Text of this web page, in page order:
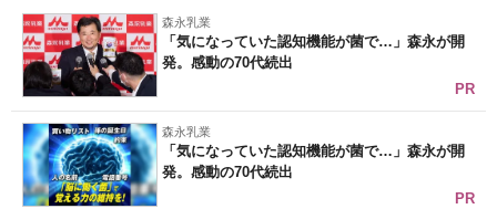
森永乳業
「気になっていた認知機能が菌で…」森永が開
発。感動の70代続出
PR
森永乳業
「気になっていた認知機能が菌で…」森永が開
発。感動の70代続出
PR